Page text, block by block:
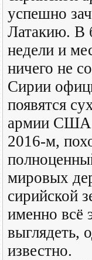
успешно
Латакию. В
недели и
ничего не
Сирии
появятся
армии США
2016-м,
мировых
сирийской
именно всё
выглядеть,
известно.